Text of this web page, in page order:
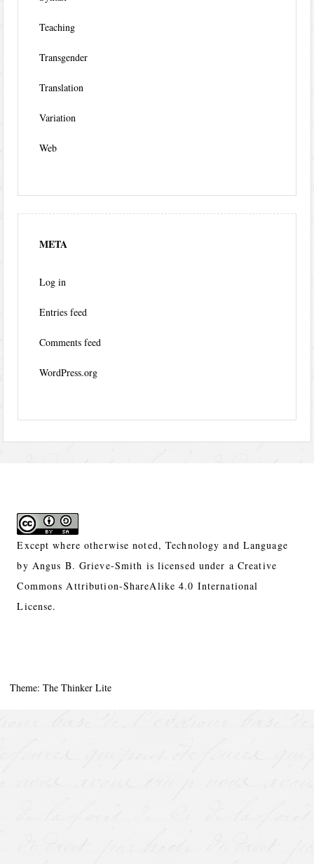
Teaching
Transgender
Translation
Variation
Web
META
Log in
Entries feed
Comments feed
WordPress.org
Except where otherwise noted,Technology and Language
by Angus B. Grieve-Smith is licensed under a Creative
Commons Attribution-ShareAlike 4.0 International
License.
Theme: The Thinker Lite